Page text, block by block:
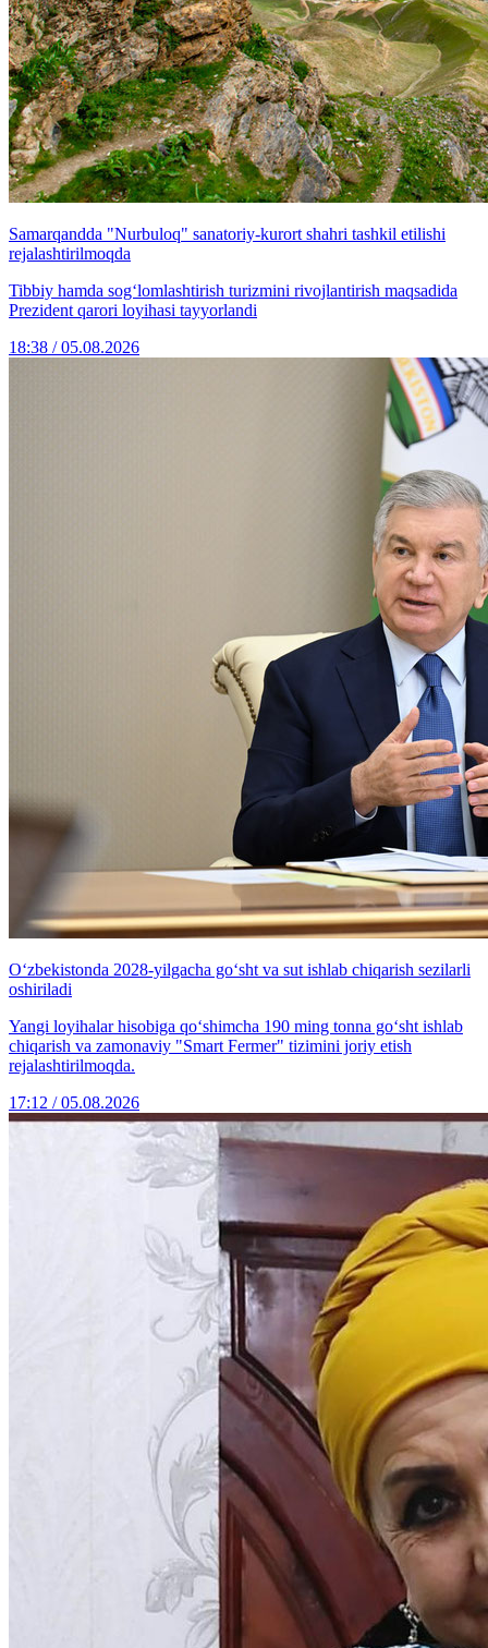
Samarqandda "Nurbuloq" sanatoriy-kurort shahri tashkil etilishi
rejalashtirilmoqda
Tibbiy hamda sog‘lomlashtirish turizmini rivojlantirish maqsadida
Prezident qarori loyihasi tayyorlandi
18:38 / 05.08.2026
O‘zbekistonda 2028-yilgacha go‘sht va sut ishlab chiqarish sezilarli
oshiriladi
Yangi loyihalar hisobiga qo‘shimcha 190 ming tonna go‘sht ishlab
chiqarish va zamonaviy "Smart Fermer" tizimini joriy etish
rejalashtirilmoqda.
17:12 / 05.08.2026